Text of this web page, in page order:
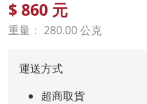
$860 元
重量： 280.00 公克
運送方式
超商取貨